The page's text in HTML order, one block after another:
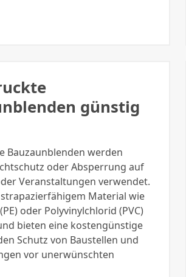
günstig
Bauzaunblenden werden
oder Absperrung auf
Veranstaltungen verwendet.
strapazierfähigem Material wie
oder Polyvinylchlorid (PVC)
bieten eine kostengünstige
Schutz von Baustellen und
vor unerwünschten